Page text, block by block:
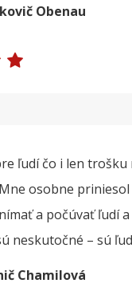
Obenau
ľudí čo i len trošku
osobne
a počúvať ľudí
neskutočné – sú
Chamilová